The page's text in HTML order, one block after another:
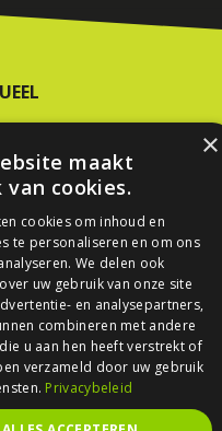
×
maakt
van cookies.
cookies om inhoud en
te personaliseren en om ons
We delen ook
uw gebruik van onze site
en analysepartners,
combineren met andere
u aan hen heeft verstrekt of
verzameld door uw gebruik
Privacybeleid